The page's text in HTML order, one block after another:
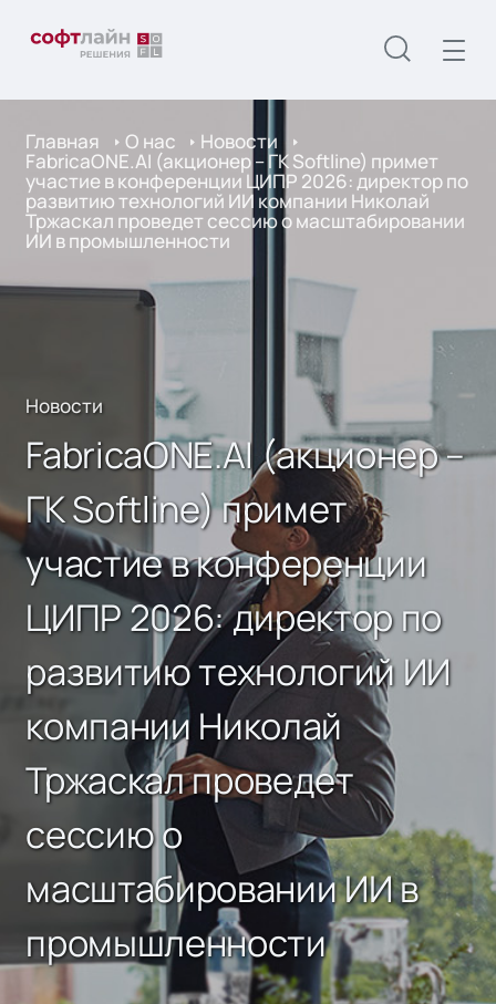
Главная О нас Новости
FabricaONE.AI (акционер – ГК Softline) примет
участие в конференции ЦИПР 2026: директор по
развитию технологий ИИ компании Николай
Тржаскал проведет сессию о масштабировании
ИИ в промышленности
Новости
FabricaONE.AI (акционер –
ГК Softline) примет
участие в конференции
ЦИПР 2026: директор по
развитию технологий ИИ
компании Николай
Тржаскал проведет
сессию о
масштабировании ИИ в
промышленности